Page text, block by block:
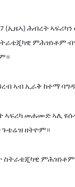
(ኢዜኣ) ሕብረትኣፍሪካን
ምሕዝነቶም
ኣብ ኢራቅ ከተማ
ኣፍሪካ መሐሙድኣሊ
ጉቴሬዝዘትዮም።
ስትራቴጂካዊ ምሕዝነቶም